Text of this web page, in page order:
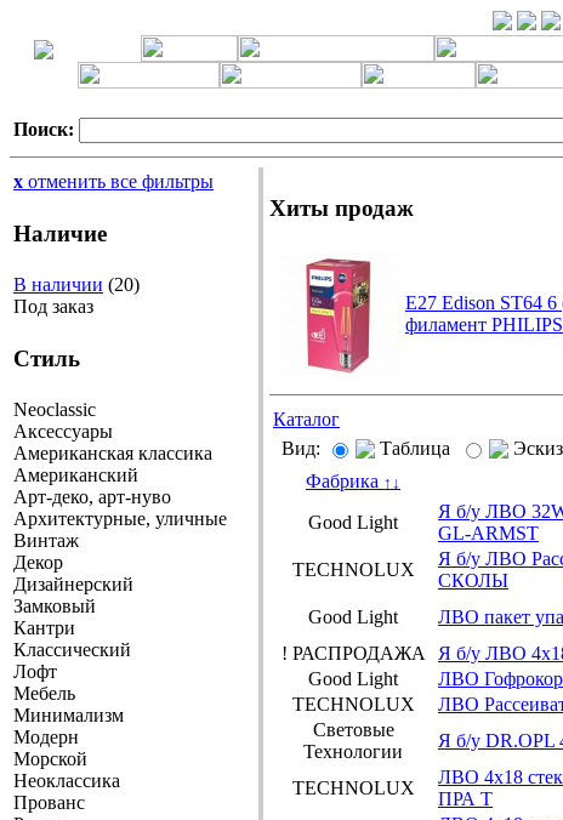
Поиск:
x отменить все фильтры
Наличие
В наличии (20)
Под заказ
Стиль
Neoclassic
Аксессуары
Американская классика
Американский
Арт-деко, арт-нуво
Архитектурные, уличные
Винтаж
Декор
Дизайнерский
Замковый
Кантри
Классический
Лофт
Мебель
Минимализм
Модерн
Морской
Неоклассика
Прованс
Хиты продаж
E27 Edison ST64
филамент
Каталог
Вид:
Таблица
Фабрика ↑ ↓
Good Light
Я б/у ЛВО
GL-ARMST
TECHNOLUX
Я б/у ЛВО
СКОЛЫ
Good Light ЛВО пакет
! РАСПРОДАЖА Я б/у ЛВО
Good Light ЛВО
TECHNOLUX ЛВО
Световые
Технологии
Я б/у DR.OPL
TECHNOLUX
ЛВО 4х18
ПРА T